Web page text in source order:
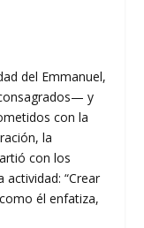
del Emmanuel,
y
con la
la
con los
“Crear
él enfatiza,